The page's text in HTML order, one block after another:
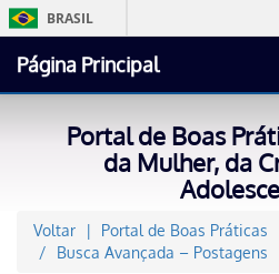
BRASIL
Página Principal
Portal de Boas
da Mulher, da
Voltar
Portal de Boas Práticas
Busca Avançada – Postagens